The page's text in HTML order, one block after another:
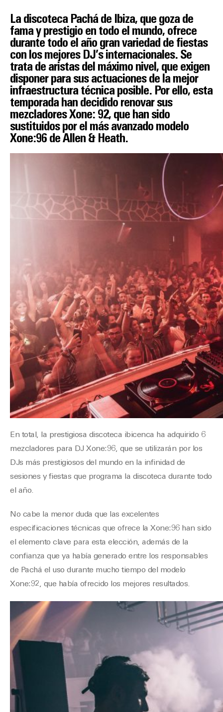
La discoteca Pachá de Ibiza, que goza de
fama y prestigio en todo el mundo, ofrece
durante todo el año gran variedad de fiestas
con los mejores DJ’s internacionales. Se
trata de aristas del máximo nivel, que exigen
disponer para sus actuaciones de la mejor
infraestructura técnica posible. Por ello, esta
temporada han decidido renovar sus
mezcladores Xone: 92, que han sido
sustituidos por el más avanzado modelo
Xone:96 de Allen & Heath.
En total, la prestigiosa discoteca ibicenca ha adquirido 6
mezcladores para DJ Xone:96, que se utilizarán por los
DJs más prestigiosos del mundo en la infinidad de
sesiones y fiestas que programa la discoteca durante todo
el año.
No cabe la menor duda que las excelentes
especificaciones técnicas que ofrece la Xone:96 han sido
el elemento clave para esta elección, además de la
confianza que ya había generado entre los responsables
de Pachá el uso durante mucho tiempo del modelo
Xone:92, que había ofrecido los mejores resultados.